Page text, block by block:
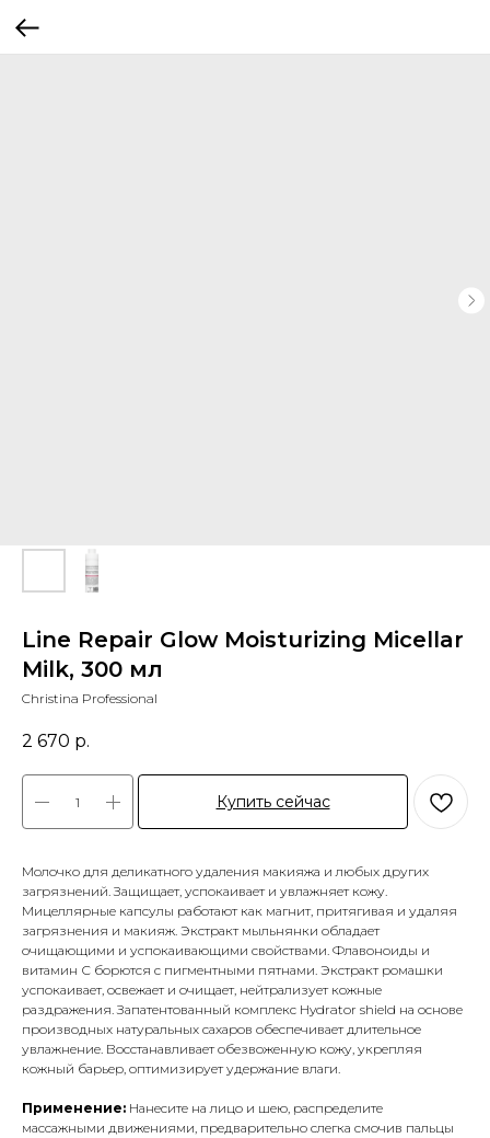
Line Repair Glow Moisturizing Micellar
Milk, 300 мл
Christina Professional
2 670 р.
Купить сейчас
Молочко для деликатного удаления макияжа и любых других
загрязнений. Защищает, успокаивает и увлажняет кожу.
Мицеллярные капсулы работают как магнит, притягивая и удаляя
загрязнения и макияж. Экстракт мыльнянки обладает
очищающими и успокаивающими свойствами. Флавоноиды и
витамин С борются с пигментными пятнами. Экстракт ромашки
успокаивает, освежает и очищает, нейтрализует кожные
раздражения. Запатентованный комплекс Hydrator shield на основе
производных натуральных сахаров обеспечивает длительное
увлажнение. Восстанавливает обезвоженную кожу, укрепляя
кожный барьер, оптимизирует удержание влаги.
Применение: Нанесите на лицо и шею, распределите
массажными движениями, предварительно слегка смочив пальцы